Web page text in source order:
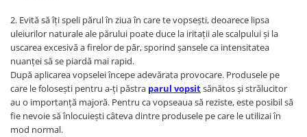
2. Evită să îți speli părul în ziua în care te vopsești, deoarece lipsa
uleiurilor naturale ale părului poate duce la iritații ale scalpului și la
uscarea excesivă a firelor de păr, sporind șansele ca intensitatea
nuanței să se piardă mai rapid.
După aplicarea vopselei începe adevărata provocare. Produsele pe
care le folosești pentru a-ți păstra parul vopsitsănătos și strălucitor
au o importanță majoră. Pentru ca vopseaua să reziste, este posibil să
fie nevoie să înlocuiești câteva dintre produsele pe care le utilizai în
mod normal.